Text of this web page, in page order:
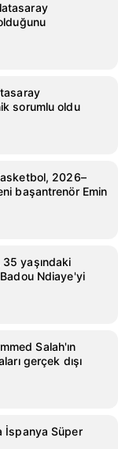
sorumlu oldu
2026–
başantrenör Emin
yaşındaki
Ndiaye'yi
Salah'ın
gerçek dışı
İspanya Süper